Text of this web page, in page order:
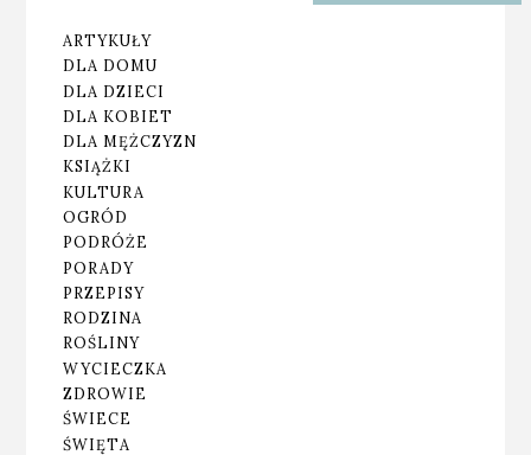
ARTYKUŁY
DLA DOMU
DLA DZIECI
DLA KOBIET
DLA MĘŻCZYZN
KSIĄŻKI
KULTURA
OGRÓD
PODRÓŻE
PORADY
PRZEPISY
RODZINA
ROŚLINY
WYCIECZKA
ZDROWIE
ŚWIECE
ŚWIĘTA